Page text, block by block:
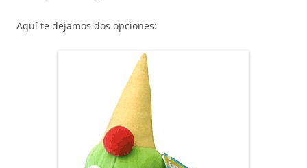
Aquí te dejamos dos opciones: